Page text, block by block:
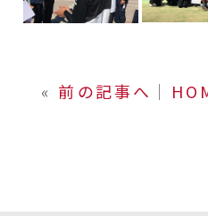
« 前の記事へ │